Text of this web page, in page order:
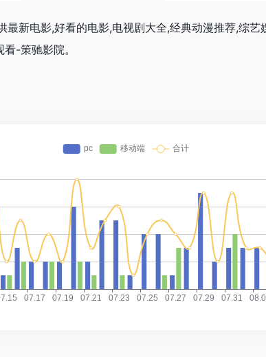
新电影,好看的电影,电视剧大全,经典动漫推荐,综
-策驰影院。